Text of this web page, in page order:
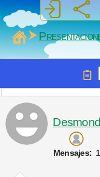
MiSabueso
Desmond
Mensajes: 1